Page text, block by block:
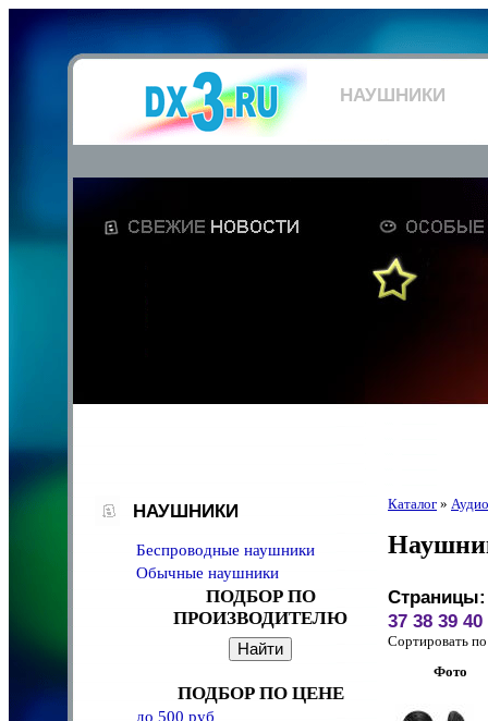
НАУШНИКИ
НАУШНИКИ
Беспроводные наушники
Обычные наушники
ПОДБОР ПО
ПРОИЗВОДИТЕЛЮ
ПОДБОР ПО ЦЕНЕ
до 500 руб
Каталог »
Страницы:
37 38 39 40
Сортировать
Фото